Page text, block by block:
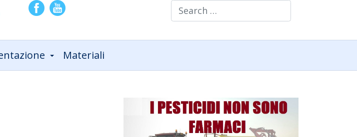
Search
Materiali